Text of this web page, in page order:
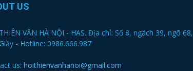
US
VĂN HÀ NỘI - HAS. Địa chỉ: Số 8, ngách 39, ngõ 68,
- Hotline: 0986.666.987
us: hoithienvanhanoi@gmail.com